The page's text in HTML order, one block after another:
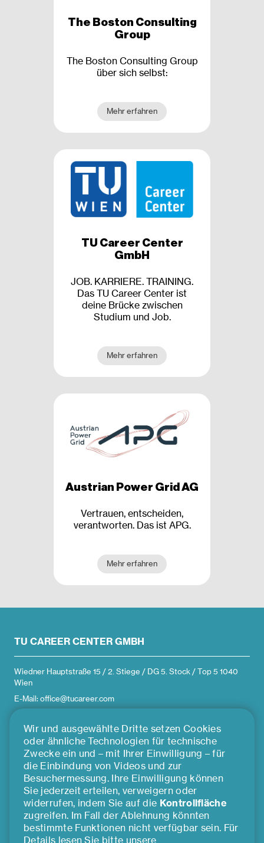
The Boston Consulting
Group
The Boston Consulting Group
über sich selbst:
Mehr erfahren
TU Career Center
GmbH
JOB. KARRIERE. TRAINING.
Das TU Career Center ist
deine Brücke zwischen
Studium und Job.
Mehr erfahren
Austrian Power Grid AG
Vertrauen, entscheiden,
verantworten. Das ist APG.
Mehr erfahren
TU CAREER CENTER GMBH
Wiedner Hauptstraße 15 / 2. Stiege / DG 5. Stock / Top 5 1040
Wien
E-Mail: office@tucareer.com
ÜBER UNS
Team
Impressum
Presse
Kooperationspartner*innen
Cookie Einstellungen
Wir und ausgewählte Dritte setzen Cookies
oder ähnliche Technologien für technische
Zwecke ein und – mit Ihrer Einwilligung – für
die Einbindung von Videos und zur
Besuchermessung. Ihre Einwilligung können
Sie jederzeit erteilen, verweigern oder
widerrufen, indem Sie auf die Kontrollfläche
zugreifen. Im Fall der Ablehnung könnten
bestimmte Funktionen nicht verfügbar sein. Für
Details lesen Sie bitte unsere